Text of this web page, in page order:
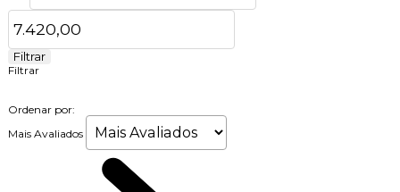
Filtrar
Filtrar
Ordenar por:
Mais Avaliados